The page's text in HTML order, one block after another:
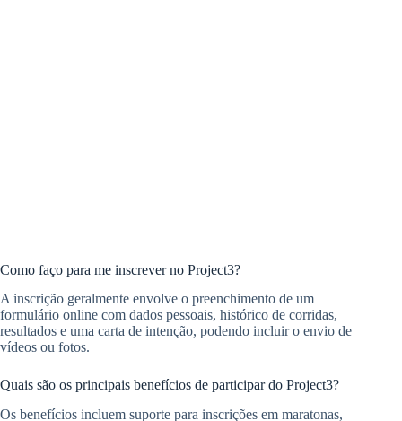
Como faço para me inscrever no Project3?
A inscrição geralmente envolve o preenchimento de um
formulário online com dados pessoais, histórico de corridas,
resultados e uma carta de intenção, podendo incluir o envio de
vídeos ou fotos.
Quais são os principais benefícios de participar do Project3?
Os benefícios incluem suporte para inscrições em maratonas,